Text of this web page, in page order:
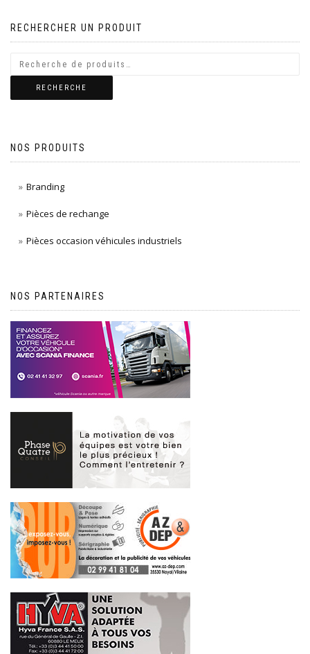
l’article
RECHERCHER UN PRODUIT
RECHERCHE
NOS PRODUITS
Branding
Pièces de rechange
Pièces occasion véhicules industriels
NOS PARTENAIRES